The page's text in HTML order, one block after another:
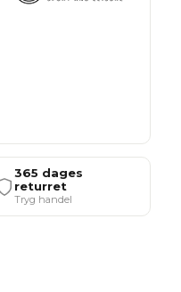
365 dages
returret
Tryg handel